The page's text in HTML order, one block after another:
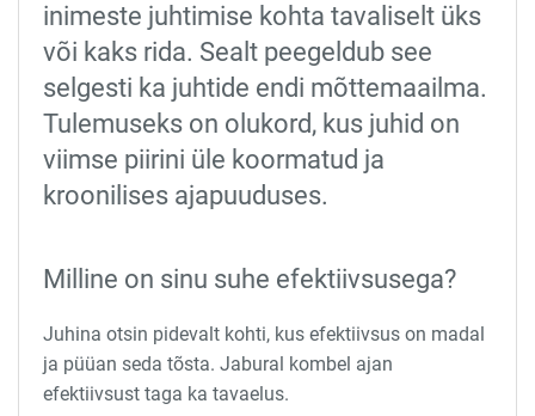
inimeste juhtimise kohta tavaliselt üks
või kaks rida. Sealt peegeldub see
selgesti ka juhtide endi mõttemaailma.
Tulemuseks on olukord, kus juhid on
viimse piirini üle koormatud ja
kroonilises ajapuuduses.
Milline on sinu suhe efektiivsusega?
Juhina otsin pidevalt kohti, kus efektiivsus on madal
ja püüan seda tõsta. Jabural kombel ajan
efektiivsust taga ka tavaelus.